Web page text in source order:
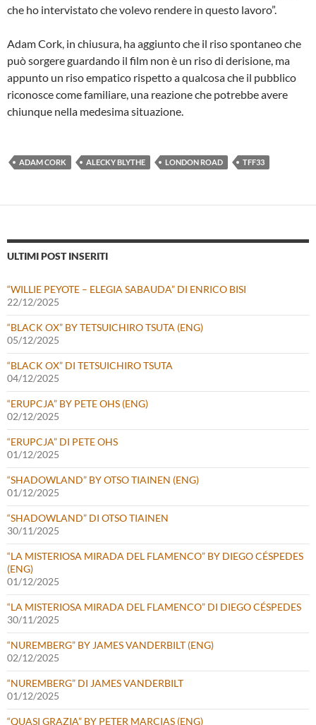
che ho intervistato che volevo rendere in questo lavoro”.
Adam Cork, in chiusura, ha aggiunto che il riso spontaneo che
può sorgere guardando il film non è un riso di derisione, ma
appunto un riso empatico rispetto a qualcosa che il pubblico
riconosce come familiare, una reazione che potrebbe avere
chiunque nella medesima situazione.
ADAM CORK ALECKY BLYTHE LONDON ROAD TFF33
ULTIMI POST INSERITI
“WILLIE PEYOTE – ELEGIA SABAUDA” DI ENRICO BISI
22/12/2025
“BLACK OX” BY TETSUICHIRO TSUTA (ENG)
05/12/2025
“BLACK OX” DI TETSUICHIRO TSUTA
04/12/2025
“ERUPCJA” BY PETE OHS (ENG)
02/12/2025
“ERUPCJA” DI PETE OHS
01/12/2025
“SHADOWLAND” BY OTSO TIAINEN (ENG)
01/12/2025
“SHADOWLAND” DI OTSO TIAINEN
30/11/2025
“LA MISTERIOSA MIRADA DEL FLAMENCO” BY DIEGO CÉSPEDES
(ENG)
01/12/2025
“LA MISTERIOSA MIRADA DEL FLAMENCO” DI DIEGO CÉSPEDES
30/11/2025
“NUREMBERG” BY JAMES VANDERBILT (ENG)
02/12/2025
“NUREMBERG” DI JAMES VANDERBILT
01/12/2025
“QUASI GRAZIA” BY PETER MARCIAS (ENG)